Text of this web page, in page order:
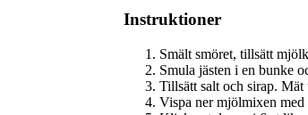
Instruktioner
Smält smöret, tillsätt
Smula jästen i en bunke
Tillsätt salt och sirap.
Vispa ner mjölmixen